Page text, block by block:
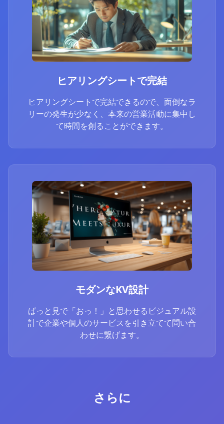
ヒアリングシートで完結
ヒアリングシートで完結できるので、面倒なラ
リーの発生が少なく、本来の営業活動に集中し
て時間を創ることができます。
モダンなKV設計
ぱっと見で「おっ！」と思わせるビジュアル設
計で企業や個人のサービスを引き立てて問い合
わせに繋げます。
さらに